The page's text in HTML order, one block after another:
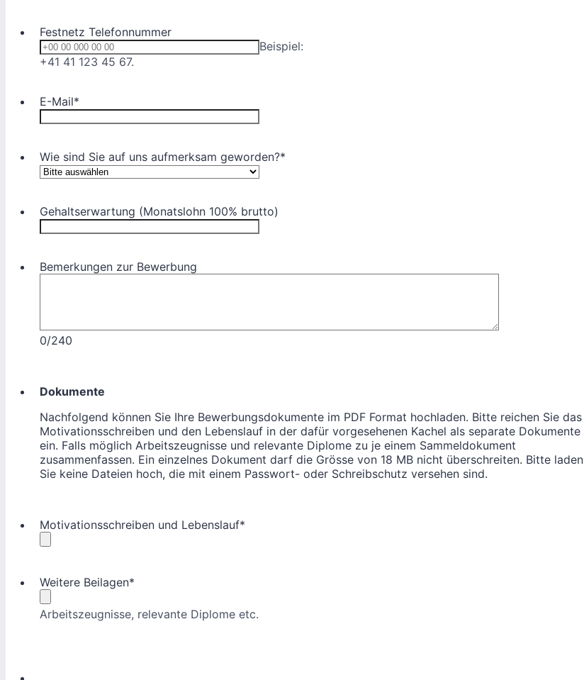
Festnetz Telefonnummer
Beispiel:
+41 41 123 45 67.
E-Mail*
Wie sind Sie auf uns aufmerksam geworden?*
Gehaltserwartung (Monatslohn 100% brutto)
Bemerkungen zur Bewerbung
0/240
Dokumente
Nachfolgend können Sie Ihre Bewerbungsdokumente im PDF Format hochladen. Bitte reichen Sie das
Motivationsschreiben und den Lebenslauf in der dafür vorgesehenen Kachel als separate Dokumente
ein. Falls möglich Arbeitszeugnisse und relevante Diplome zu je einem Sammeldokument
zusammenfassen. Ein einzelnes Dokument darf die Grösse von 18 MB nicht überschreiten. Bitte laden
Sie keine Dateien hoch, die mit einem Passwort- oder Schreibschutz versehen sind.
Motivationsschreiben und Lebenslauf*
Weitere Beilagen*
Arbeitszeugnisse, relevante Diplome etc.